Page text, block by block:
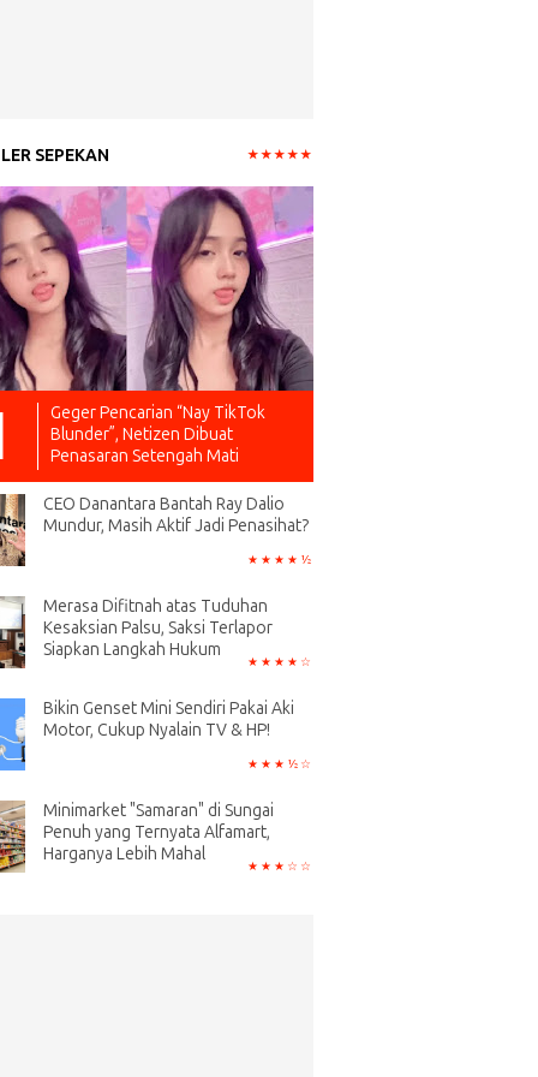
SEPEKAN
Geger Pencarian “Nay TikTok
Blunder”, Netizen Dibuat
Penasaran Setengah Mati
CEO Danantara Bantah Ray Dalio
Mundur, Masih Aktif Jadi Penasihat?
Merasa Difitnah atas Tuduhan
Kesaksian Palsu, Saksi Terlapor
Siapkan Langkah Hukum
Bikin Genset Mini Sendiri Pakai Aki
Motor, Cukup Nyalain TV & HP!
Minimarket "Samaran" di Sungai
Penuh yang Ternyata Alfamart,
Harganya Lebih Mahal